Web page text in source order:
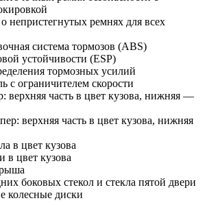
непристегнутых ремнях для всех
система тормозов (ABS)
устойчивости (ESP)
тормозных усилий
c ограничителем скорости
верхняя часть в цвет кузова, нижняя —
верхняя часть в цвет кузова, нижняя
в цвет кузова
в цвет кузова
боковых стекол и стекла пятой двери
колесные диски